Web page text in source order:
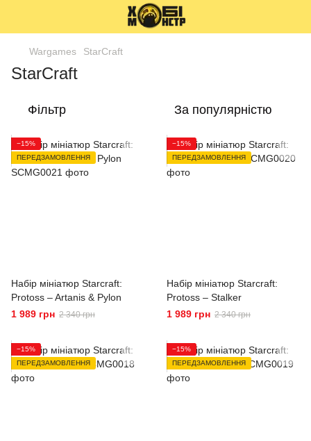
Wargames StarCraft
StarCraft
Фільтр За популярністю
−15%
ПЕРЕДЗАМОВЛЕННЯ
Набір мініатюр Starcraft:
Protoss – Artanis & Pylon
1 989 грн 2 340 грн
−15%
ПЕРЕДЗАМОВЛЕННЯ
Набір мініатюр Starcraft:
Protoss – Stalker
1 989 грн 2 340 грн
−15%
ПЕРЕДЗАМОВЛЕННЯ
−15%
ПЕРЕДЗАМОВЛЕННЯ